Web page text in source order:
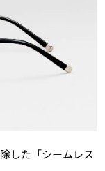
した「シームレス